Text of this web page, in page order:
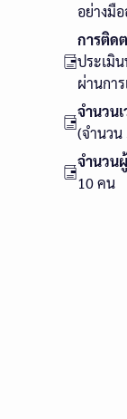
อย่างมื
การติด
ประเมิ
ผ่านกา
จำนวน
(จำนวน
จำนวน
10 คน